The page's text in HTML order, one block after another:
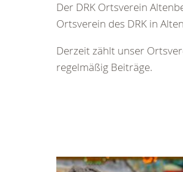
Der DRK Ortsverein
Ortsverein des DRK in
Derzeit zählt unser
regelmäßig Beiträge.